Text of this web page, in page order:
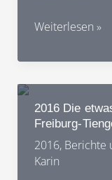
2017
etwas
andere
Musikverein
Freiburg-
Tiengen
Weiterlesen »
2016 Die
Freiburg-
2016, Berichte
Karin